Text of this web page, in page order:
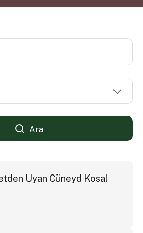
Ara
Uyan Cüneyd Kosal